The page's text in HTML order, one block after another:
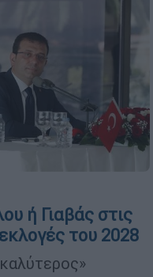
ή Γιαβάς στις
του 2028